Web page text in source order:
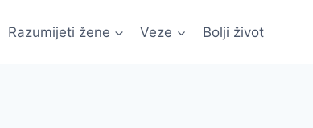
Razumijeti žene Veze Bolji život